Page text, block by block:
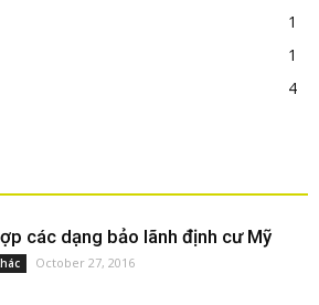
1
1
4
các dạng bảo lãnh định cư Mỹ
October 27, 2016